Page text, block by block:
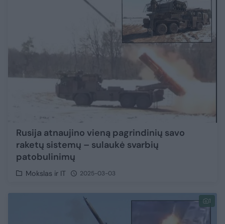
Rusija atnaujino vieną pagrindinių savo
raketų sistemų – sulaukė svarbių
patobulinimų
Mokslas ir IT 2025-03-03
1